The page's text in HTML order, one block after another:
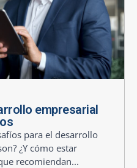
empresarial
para el desarrollo
¿Y cómo estar
recomiendan...